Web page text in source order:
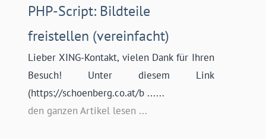
PHP-Script: Bildteile
freistellen (vereinfacht)
Lieber XING-Kontakt, vielen Dank für Ihren
Besuch! Unter diesem Link
(https://schoenberg.co.at/b ......
den ganzen Artikel lesen ...